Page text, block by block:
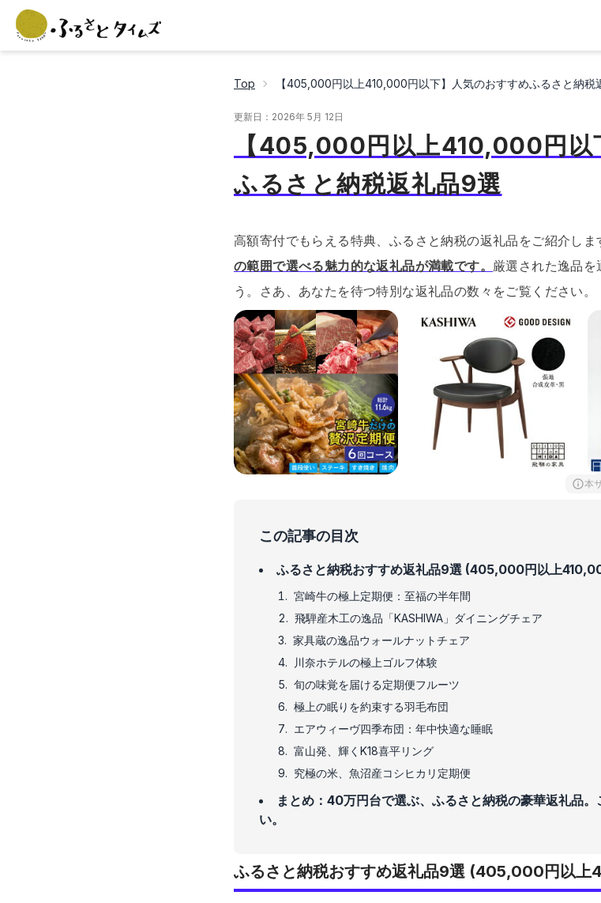
Top 【405,000円以上410,000円以下】人気のおすすめふるさと納税
更新日： 2026年 5月 12日
【405,000円以上410,000円以
ふるさと納税返礼品9選
高額寄付でもらえる特典、ふるさと納税の返礼品をご紹介しま
の範囲で選べる魅力的な返礼品が満載です。 厳選された逸品を
う。
さあ、あなたを待つ特別な返礼品の数々をご覧ください。
本
この記事の目次
ふるさと納税おすすめ返礼品9選 (405,000円以上
宮崎牛の極上定期便：至福の半年間
飛騨産木工の逸品「KASHIWA」ダイニングチェア
家具蔵の逸品ウォールナットチェア
川奈ホテルの極上ゴルフ体験
旬の味覚を届ける定期便フルーツ
極上の眠りを約束する羽毛布団
エアウィーヴ四季布団：年中快適な睡眠
富山発、輝くK18喜平リング
究極の米、魚沼産コシヒカリ定期便
まとめ：40万円台で選ぶ、ふるさと納税の豪華返礼品
い。
ふるさと納税おすすめ返礼品9選 (405,000円以上